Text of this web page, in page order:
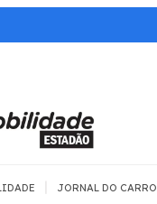
JORNAL DO CARRO